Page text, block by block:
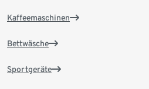
Kaffeemaschinen
Bettwäsche
Sportgeräte